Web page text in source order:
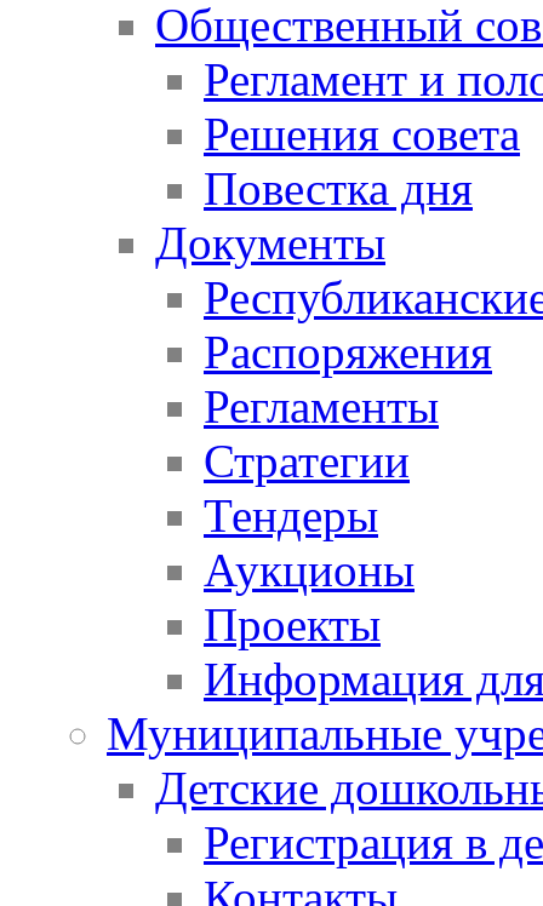
Общественный
Регламент и
Решения совета
Повестка дня
Документы
Распоряжения
Регламенты
Стратегии
Тендеры
Аукционы
Проекты
Информация
Муниципальные
Детские
Регистрация в